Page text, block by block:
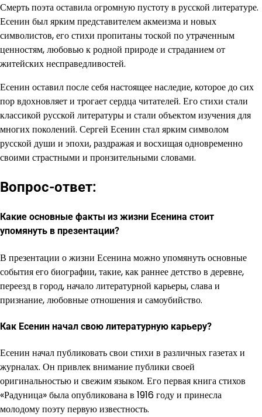
Смерть поэта оставила огромную пустоту в русской литературе.
Есенин был ярким представителем акмеизма и новых
символистов, его стихи пропитаны тоской по утраченным
ценностям, любовью к родной природе и страданием от
житейских несправедливостей.
Есенин оставил после себя настоящее наследие, которое до сих
пор вдохновляет и трогает сердца читателей. Его стихи стали
классикой русской литературы и стали объектом изучения для
многих поколений. Сергей Есенин стал ярким символом
русской души и эпохи, раздражая и восхищая одновременно
своими страстными и пронзительными словами.
Вопрос-ответ:
Какие основные факты из жизни Есенина стоит
упомянуть в презентации?
В презентации о жизни Есенина можно упомянуть основные
события его биографии, такие, как раннее детство в деревне,
переезд в город, начало литературной карьеры, слава и
признание, любовные отношения и самоубийство.
Как Есенин начал свою литературную карьеру?
Есенин начал публиковать свои стихи в различных газетах и
журналах. Он привлек внимание публики своей
оригинальностью и свежим языком. Его первая книга стихов
«Радуница» была опубликована в 1916 году и принесла
молодому поэту первую известность.